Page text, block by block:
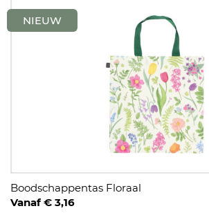
NIEUW
Boodschappentas Floraal
Vanaf € 3,16